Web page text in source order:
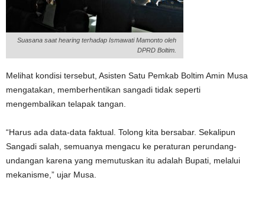
Suasana saat hearing terhadap Ismawati Mamonto oleh
DPRD Boltim.
Melihat kondisi tersebut, Asisten Satu Pemkab Boltim Amin Musa
mengatakan, memberhentikan sangadi tidak seperti
mengembalikan telapak tangan.
“Harus ada data-data faktual. Tolong kita bersabar. Sekalipun
Sangadi salah, semuanya mengacu ke peraturan perundang-
undangan karena yang memutuskan itu adalah Bupati, melalui
mekanisme,” ujar Musa.